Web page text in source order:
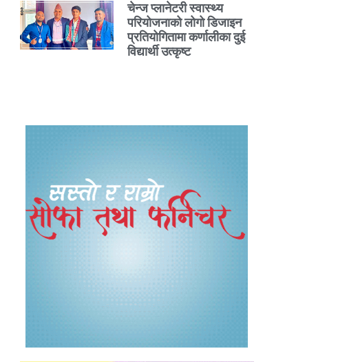
चेन्ज प्लानेटरी स्वास्थ्य
परियोजनाको लोगो डिजाइन
प्रतियोगितामा कर्णालीका दुई
विद्यार्थी उत्कृष्ट